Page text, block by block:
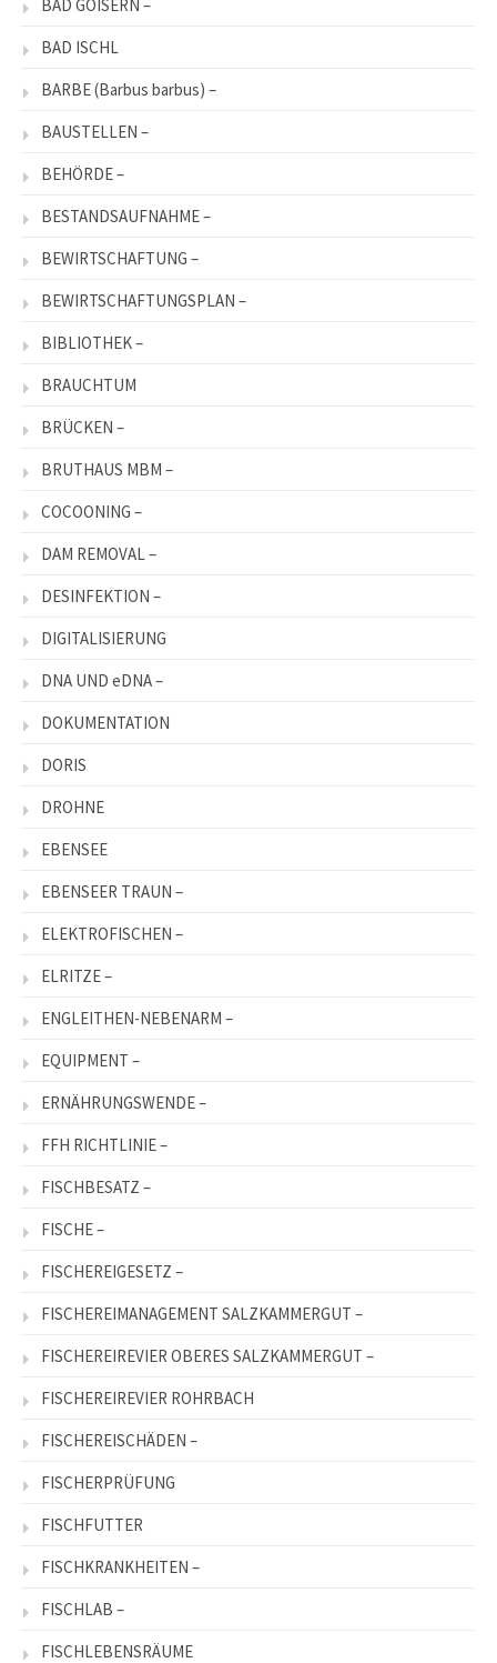
BAD GOISERN –
BAD ISCHL
BARBE (Barbus barbus) –
BAUSTELLEN –
BEHÖRDE –
BESTANDSAUFNAHME –
BEWIRTSCHAFTUNG –
BEWIRTSCHAFTUNGSPLAN –
BIBLIOTHEK –
BRAUCHTUM
BRÜCKEN –
BRUTHAUS MBM –
COCOONING –
DAM REMOVAL –
DESINFEKTION –
DIGITALISIERUNG
DNA UND eDNA –
DOKUMENTATION
DORIS
DROHNE
EBENSEE
EBENSEER TRAUN –
ELEKTROFISCHEN –
ELRITZE –
ENGLEITHEN-NEBENARM –
EQUIPMENT –
ERNÄHRUNGSWENDE –
FFH RICHTLINIE –
FISCHBESATZ –
FISCHE –
FISCHEREIGESETZ –
FISCHEREIMANAGEMENT SALZKAMMERGUT –
FISCHEREIREVIER OBERES SALZKAMMERGUT –
FISCHEREIREVIER ROHRBACH
FISCHEREISCHÄDEN –
FISCHERPRÜFUNG
FISCHFUTTER
FISCHKRANKHEITEN –
FISCHLAB –
FISCHLEBENSRÄUME